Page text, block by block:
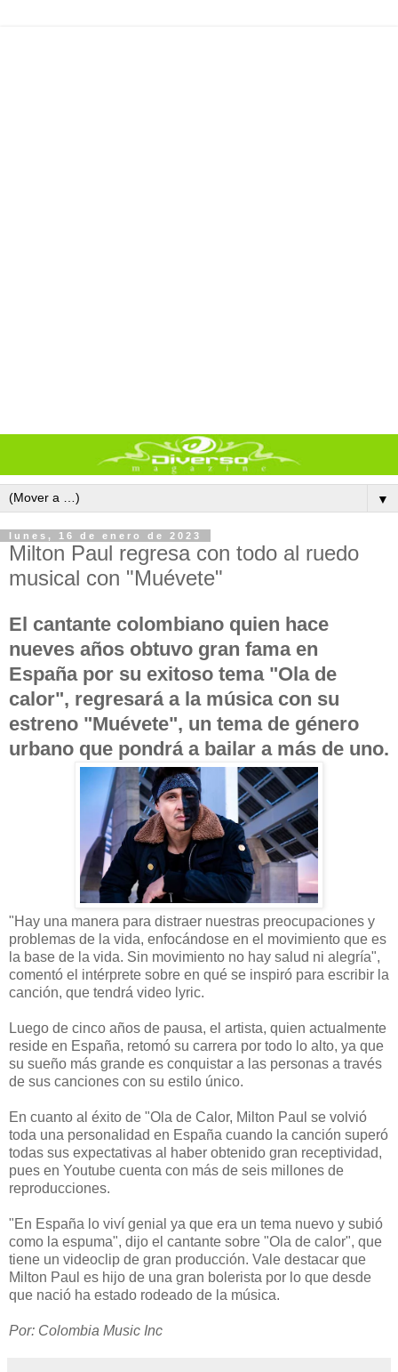
▼
lunes, 16 de enero de 2023
Milton Paul regresa con todo al ruedo
musical con "Muévete"
El cantante colombiano quien hace
nueves años obtuvo gran fama en
España por su exitoso tema "Ola de
calor", regresará a la música con su
estreno "Muévete", un tema de género
urbano que pondrá a bailar a más de uno.
"Hay una manera para distraer nuestras preocupaciones y
problemas de la vida, enfocándose en el movimiento que es
la base de la vida. Sin movimiento no hay salud ni alegría",
comentó el intérprete sobre en qué se inspiró para escribir la
canción, que tendrá video lyric.
Luego de cinco años de pausa, el artista, quien actualmente
reside en España, retomó su carrera por todo lo alto, ya que
su sueño más grande es conquistar a las personas a través
de sus canciones con su estilo único.
En cuanto al éxito de "Ola de Calor, Milton Paul se volvió
toda una personalidad en España cuando la canción superó
todas sus expectativas al haber obtenido gran receptividad,
pues en Youtube cuenta con más de seis millones de
reproducciones.
"En España lo viví genial ya que era un tema nuevo y subió
como la espuma", dijo el cantante sobre "Ola de calor", que
tiene un videoclip de gran producción. Vale destacar que
Milton Paul es hijo de una gran bolerista por lo que desde
que nació ha estado rodeado de la música.
Por: Colombia Music Inc